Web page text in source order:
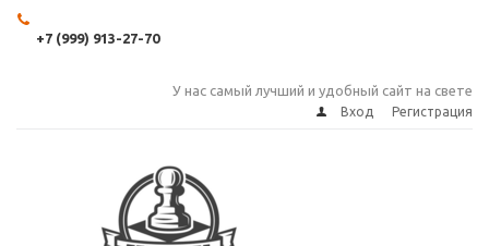
+7 (999) 913-27-70
У нас самый лучший и удобный сайт на свете
Вход Регистрация